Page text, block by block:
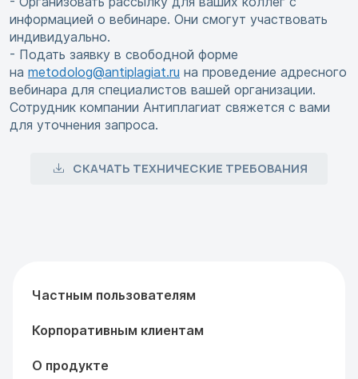
информацией о вебинаре. Они смогут участвовать
индивидуально.
- Подать заявку в свободной форме
на metodolog@antiplagiat.ru на проведение адресного
вебинара для специалистов вашей организации.
Сотрудник компании Антиплагиат свяжется с вами
для уточнения запроса.
СКАЧАТЬ ТЕХНИЧЕСКИЕ ТРЕБОВАНИЯ
Частным пользователям
Корпоративным клиентам
О продукте